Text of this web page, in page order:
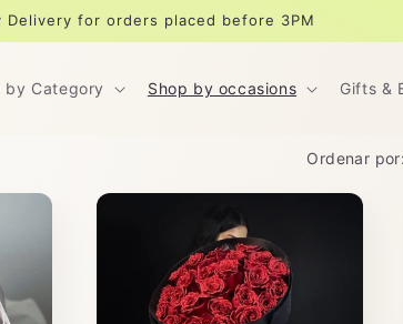
Delivery for orders placed before 3PM
by Category Shop by occasions Gifts &
Ordenar por: